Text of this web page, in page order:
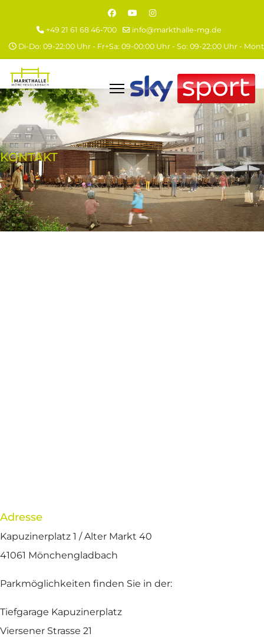
+49 21 61 68 46-700
info@markthalle-mg.de
Di-Do: 09-22:00 Uhr - Fr+Sa: 09-00:00 Uhr - So: 09-22:00 Uhr -
KONTAKT
Adresse
Kapuzinerplatz 1 / Alter Markt 40
41061 Mönchengladbach
Parkmöglichkeiten finden Sie in der:
Tiefgarage Kapuzinerplatz
Viersener Strasse 21